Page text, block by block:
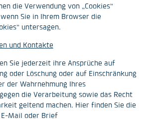
die Verwendung von „Cookies“
Sie in Ihrem Browser die
untersagen.
und Kontakte
Sie jederzeit ihre Ansprüche auf
oder Löschung oder auf Einschränkung
der Wahrnehmung Ihres
die Verarbeitung sowie das Recht
geltend machen. Hier finden Sie die
Mail oder Brief